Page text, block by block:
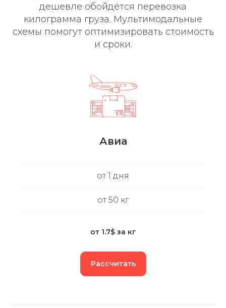
дешевле обойдётся перевозка
килограмма груза. Мультимодальные
схемы помогут оптимизировать стоимость
и сроки.
Авиа
от 1 дня
от 50 кг
от 1.7$ за кг
Рассчитать